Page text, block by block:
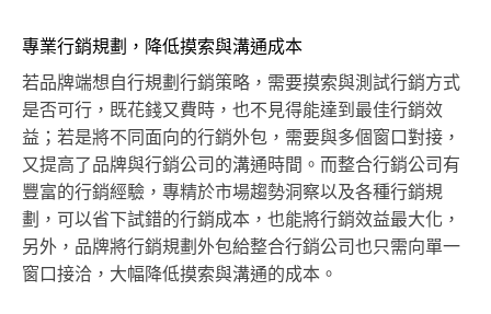
專業行銷規劃，降低摸索與溝通成本
若品牌端想自行規劃行銷策略，需要摸索與測試行銷方式
是否可行，既花錢又費時，也不見得能達到最佳行銷效
益；若是將不同面向的行銷外包，需要與多個窗口對接，
又提高了品牌與行銷公司的溝通時間。而整合行銷公司有
豐富的行銷經驗，專精於市場趨勢洞察以及各種行銷規
劃，可以省下試錯的行銷成本，也能將行銷效益最大化，
另外，品牌將行銷規劃外包給整合行銷公司也只需向單一
窗口接洽，大幅降低摸索與溝通的成本。